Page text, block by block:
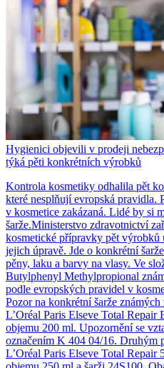
Hygienici objevili v prodeji
týká pěti konkrétních výrobků
Kontrola kosmetiky odhalila pět
které nesplňují evropská pravidla.
v kosmetice zakázaná. Lidé by si
šarže.Ministerstvo zdravotnictví
kosmetické přípravky pět výrobků
jejich úpravě. Jde o konkrétní
pěny, laku a barvy na vlasy. Ve
Butylphenyl Methylpropional
podle evropských pravidel v
Pozor na konkrétní šarže
L’Oréal Paris Elseve Total
objemu 200 ml. Upozornění se
označením K 404 04/16. Druhým
L’Oréal Paris Elseve Total